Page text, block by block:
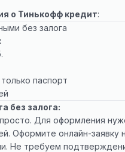
о Тинькофф кредит:
без залога
паспорт
без залога:
Для оформления
Оформите онлайн-
Не требуем